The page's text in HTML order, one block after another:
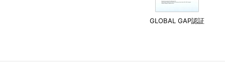
GLOBAL GAP認証